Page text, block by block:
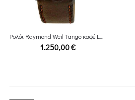
1.250,00€